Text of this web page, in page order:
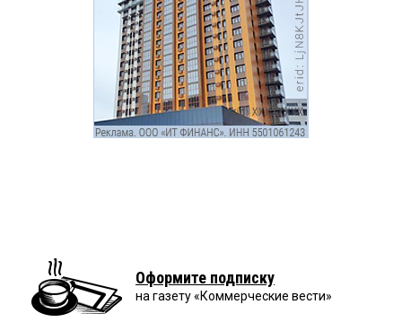
Оформите подписку
на газету «Коммерческие вести»